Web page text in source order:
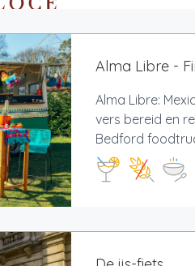
Alma Libre -
Alma Libre:
vers bereid en
Bedford